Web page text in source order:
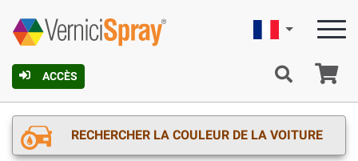
ACCÈS
Française
RECHERCHER LA COULEUR DE LA VOITURE